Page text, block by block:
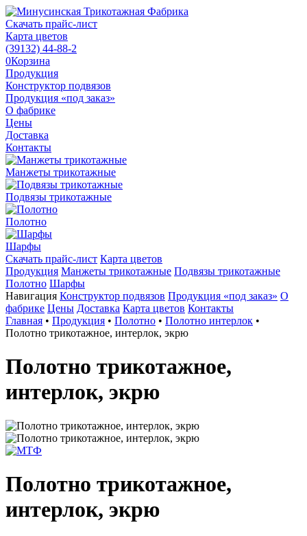
Скачать прайс-лист
Карта цветов
(39132) 44-88-2
0Корзина
Продукция
Конструктор подвязов
Продукция «под заказ»
О фабрике
Цены
Доставка
Контакты
Манжеты трикотажные
Подвязы трикотажные
Полотно
Шарфы
Скачать прайс-лист Карта цветов
Продукция Манжеты трикотажные Подвязы трикотажные
Полотно Шарфы
Навигация Конструктор подвязов Продукция «под заказ» О
фабрике Цены Доставка Карта цветов Контакты
Главная • Продукция • Полотно • Полотно интерлок •
Полотно трикотажное, интерлок, экрю
Полотно трикотажное,
интерлок, экрю
Полотно трикотажное,
интерлок, экрю